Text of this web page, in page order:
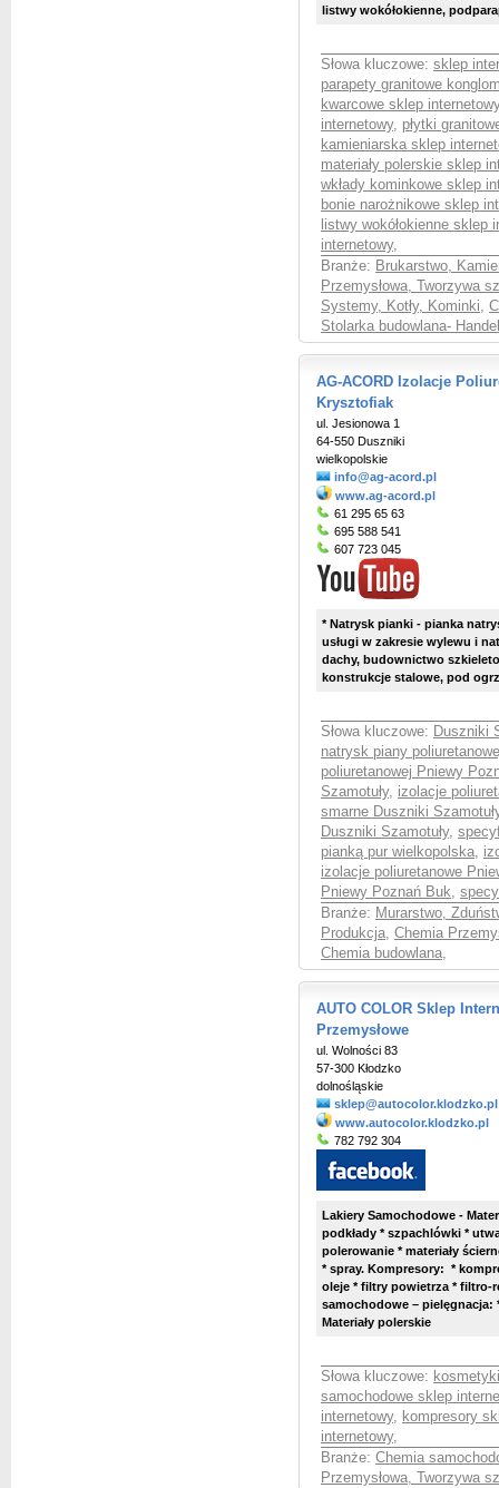
listwy wokółokienne,
Słowa kluczowe: sklep
parapety granitowe
kwarcowe sklep internetowy
internetowy, płytki
kamieniarska sklep
materiały polerskie sklep
wkłady kominkowe sklep
bonie narożnikowe sklep
listwy wokółokienne sklep
internetowy,
Branże: Brukarstwo,
Przemysłowa, Tworzywa
Systemy, Kotły, Kominki,
Stolarka budowlana-
AG-ACORD Izolacje
Krysztofiak
ul. Jesionowa 1
64-550 Duszniki
wielkopolskie
info@ag-acord.pl
www.ag-acord.pl
61 295 65 63
695 588 541
607 723 045
* Natrysk pianki - pianka
usługi w zakresie wylewu i
dachy, budownictwo
konstrukcje stalowe, pod
Słowa kluczowe: Duszniki
natrysk piany
poliuretanowej Pniewy
Szamotuły, izolacje
smarne Duszniki
Duszniki Szamotuły,
pianką pur wielkopolska,
izolacje poliuretanowe
Pniewy Poznań Buk,
Branże: Murarstwo,
Produkcja, Chemia
Chemia budowlana,
AUTO COLOR Sklep
Przemysłowe
ul. Wolności 83
57-300 Kłodzko
dolnośląskie
sklep@autocolor.klodzko.pl
www.autocolor.klodzko.pl
782 792 304
Lakiery Samochodowe -
podkłady * szpachlówki *
polerowanie * materiały
* spray. Kompresory: *
oleje * filtry powietrza * filtro-
samochodowe – pielęgnacja:
Materiały polerskie
Słowa kluczowe:
samochodowe sklep
internetowy, kompresory
internetowy,
Branże: Chemia
Przemysłowa, Tworzywa